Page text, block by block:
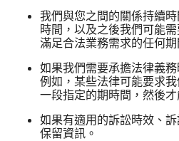
我們​與​您之間​的​關係​持續​
時間，​以及​之後​我們​可能​
滿足合法​業務​需求​的​任何​期
如果​我們​需要​承擔​法律​義
例如，​某些​法律​可能​要求​
一段​指定​的​期​時間，​然後​
如果​有​適用​的​訴訟​時效、​
保留​資訊。